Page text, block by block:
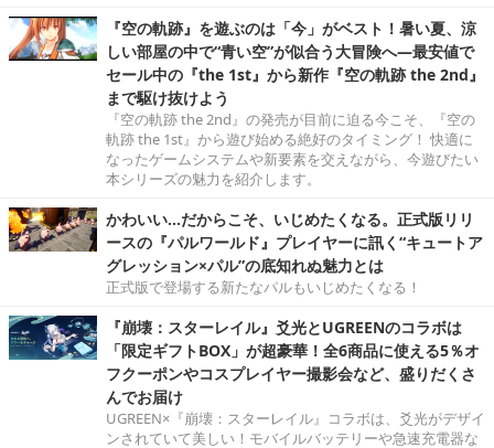
『空の軌跡』を遊ぶのは「今」がベスト！暑い夏、涼
しい部屋の中で“青い空”が似合う大冒険へ―最安値で
セール中の『the 1st』から新作『空の軌跡 the 2nd』
まで駆け抜けよう
『空の軌跡 the 2nd』の発売が目前に迫る今こそ、『空の
軌跡 the 1st』から遊び始める絶好のタイミング！ 快適に
なったゲームシステムや新要素を交えながら、今遊びたい
本シリーズの魅力を紹介します。
かわいい…だからこそ、いじめたくなる。正式版リリ
ースの『パルワールド』プレイヤーに訊く“キュートア
グレッション×パル”の底知れぬ魅力とは
正式版で登場する新たなパルもいじめたくなる！
『崩壊：スターレイル』爻光とUGREENのコラボは
「限定ギフトBOX」が超豪華！全6商品に使える5％オ
フクーポンやコスプレイヤー撮影会など、盛りだくさ
んでお届け
UGREEN×『崩壊：スターレイル』コラボは、爻光がデザイ
ンされていて美しい！モバイルバッテリーや急速充電器な